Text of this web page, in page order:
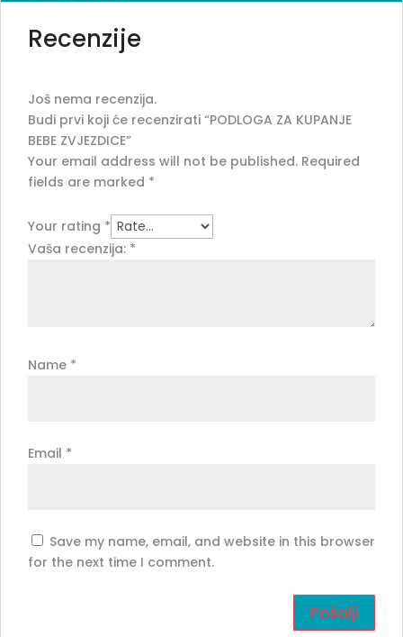
Recenzije
Još nema recenzija.
Budi prvi koji će recenzirati “PODLOGA ZA KUPANJE
BEBE ZVJEZDICE”
Your email address will not be published. Required
fields are marked *
Your rating *
Vaša recenzija: *
Name *
Email *
Save my name, email, and website in this browser
for the next time I comment.